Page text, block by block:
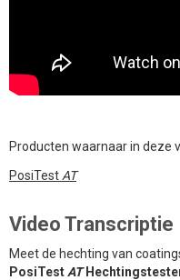
Producten waarnaar in deze
PosiTest AT
Video Transcriptie
Meet de hechting van
PosiTest AT